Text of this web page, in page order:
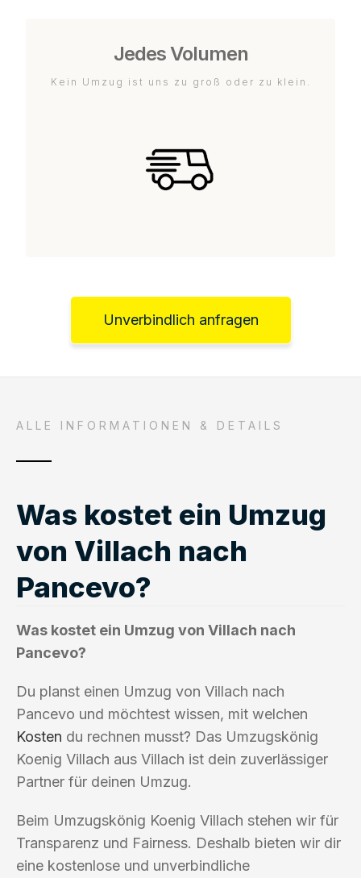
Jedes Volumen
Kein Umzug ist uns zu groß oder zu klein.
Unverbindlich anfragen
ALLE INFORMATIONEN & DETAILS
Was kostet ein Umzug
von Villach nach
Pancevo?
Was kostet ein Umzug von Villach nach
Pancevo?
Du planst einen Umzug von Villach nach
Pancevo und möchtest wissen, mit welchen
Kosten du rechnen musst? Das Umzugskönig
Koenig Villach aus Villach ist dein zuverlässiger
Partner für deinen Umzug.
Beim Umzugskönig Koenig Villach stehen wir für
Transparenz und Fairness. Deshalb bieten wir dir
eine kostenlose und unverbindliche